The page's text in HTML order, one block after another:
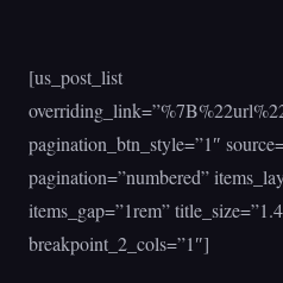
[us_post_list
pagination_btn_style=”1″
pagination=”numbered”
items_gap=”1rem”
breakpoint_2_cols=”1″]